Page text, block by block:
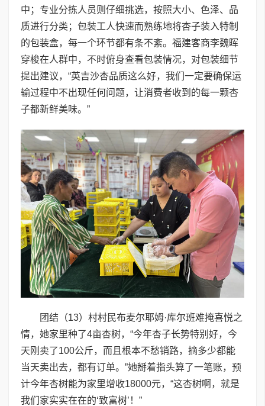
中；专业分拣人员则仔细挑选，按照大小、色泽、品
质进行分类；包装工人快速而熟练地将杏子装入特制
的包装盒，每一个环节都有条不紊。福建客商李魏晖
穿梭在人群中，不时俯身查看包装情况，对包装细节
提出建议，“英吉沙杏品质这么好，我们一定要确保运
输过程中不出现任何问题，让消费者收到的每一颗杏
子都新鲜美味。”
团结（13）村村民布麦尔耶姆·库尔班难掩喜悦之
情，她家里种了4亩杏树，“今年杏子长势特别好，今
天刚卖了100公斤，而且根本不愁销路，摘多少都能
当天卖出去，都有订单。”她掰着指头算了一笔账，预
计今年杏树能为家里增收18000元，“这杏树啊，就是
我们家实实在在的‘致富树’！”